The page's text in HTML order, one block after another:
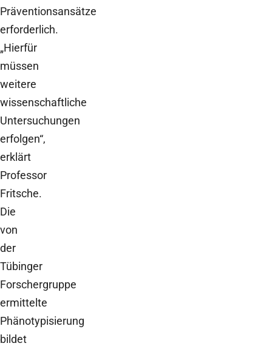
Präventionsansätze
erforderlich.
„Hierfür
müssen
weitere
wissenschaftliche
Untersuchungen
erfolgen“,
erklärt
Professor
Fritsche.
Die
von
der
Tübinger
Forschergruppe
ermittelte
Phänotypisierung
bildet